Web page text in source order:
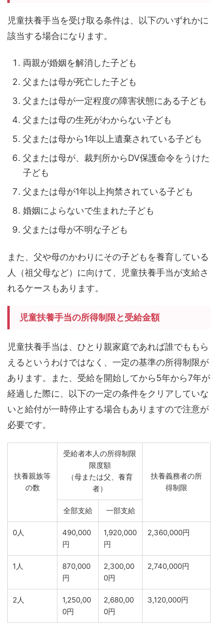
児童扶養手当を受け取る条件は、以下のいずれかに
該当する場合になります。
両親が婚姻を解消した子ども
父または母が死亡した子ども
父または母が一定程度の障害状態にある子ども
父または母の生死がわからない子ども
父または母から1年以上遺棄されている子ども
父または母が、裁判所からDV保護命令をうけた
子ども
父または母が1年以上拘禁されている子ども
婚姻によらないで生まれた子ども
父または母が不明な子ども
また、父や母のかわりにその子どもを養育している
人（祖父母など）に向けて、児童扶養手当が支給さ
れるケースもあります。
児童扶養手当の所得制限と受給金額
児童扶養手当は、ひとり親家庭であれば誰でももら
えるというわけではなく、一定の基準の所得制限が
あります。また、受給を開始してから5年から7年が
経過した際に、以下の一定の条件をクリアしていな
いと給付が一時停止する場合もありますので注意が
必要です。
扶養親族等
の数
受給者本人の所得制限
限度額
（母または父、養育
者）
扶養義務者の所
得制限
全部支給 一部支給
0人
490,000
円
1,920,000
円
2,360,000円
1人
870,000
円
2,300,00
0円
2,740,000円
2人
1,250,00
0円
2,680,00
0円
3,120,000円